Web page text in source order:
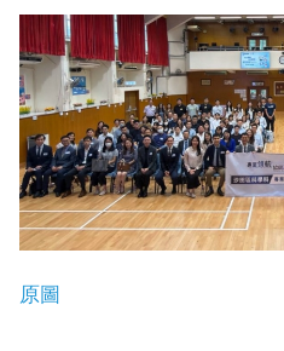
原圖